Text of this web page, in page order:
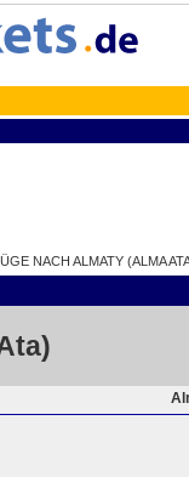
NACH ALMATY (ALMA